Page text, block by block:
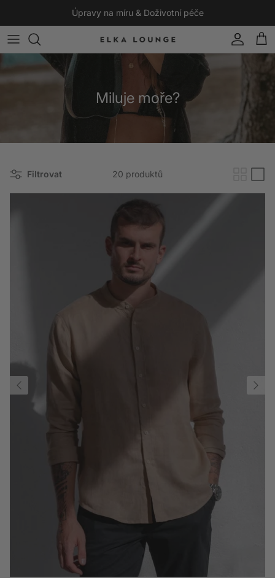
Přeskočit na obsah
Úpravy na míru & Doživotní péče
Účet
Miluje moře?
Filtrovat 20 produktů